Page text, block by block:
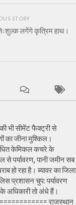
STORY
लगेंगे कृत्रिम हाथ।
की भी सीमेंट फैक्ट्री से
का जीना मुश्किल।
केमिकल कचरे के
से पर्यावरण, पानी जमीन सब
हो रहा है। ब्यावर का जिला
प्रशासन चुप: पर्यावरण
के अधिकारी तो अंधे हैं।
राजस्थान